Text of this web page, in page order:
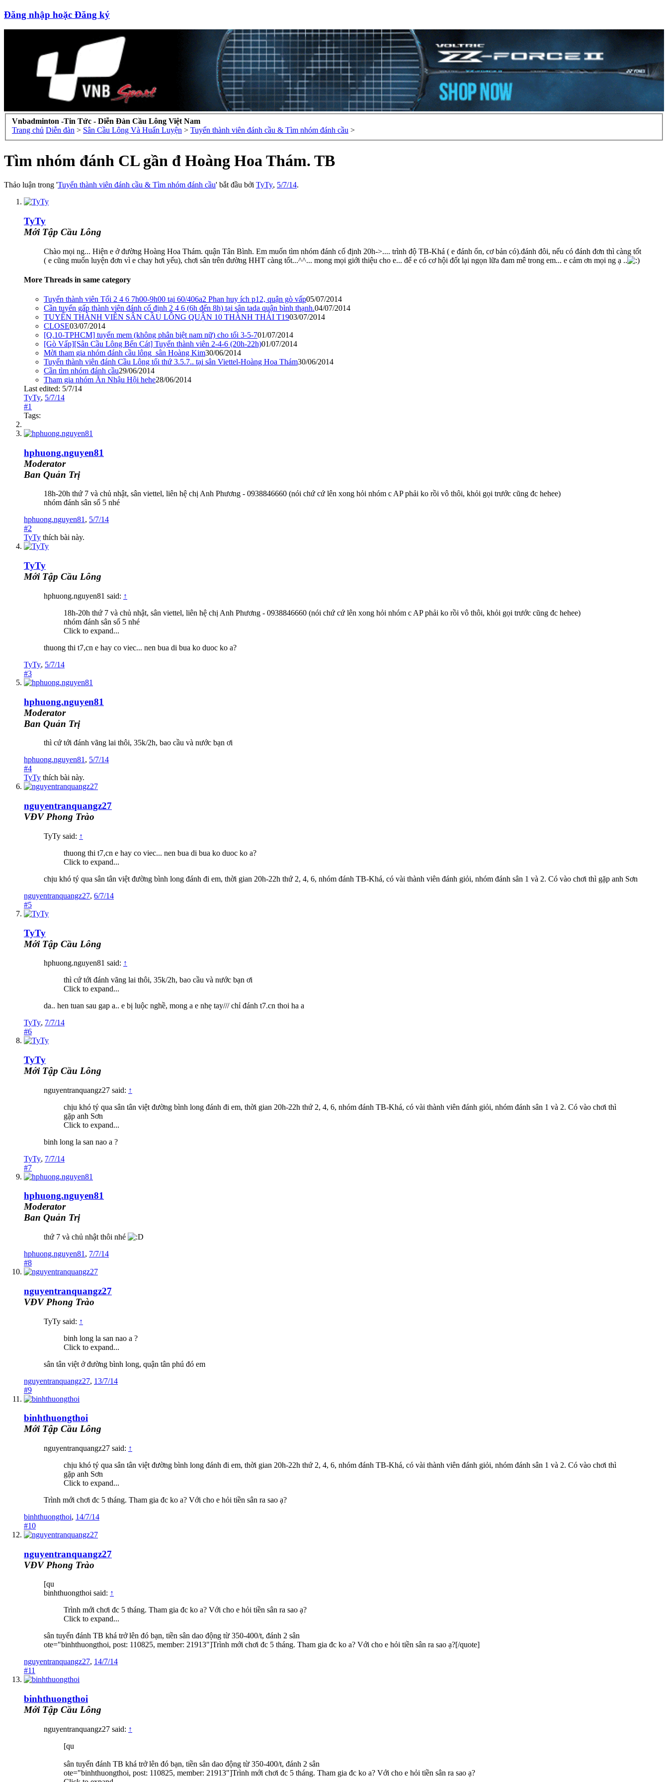
Đăng nhập hoặc Đăng ký
Vnbadminton -Tin Tức - Diễn Đàn Cầu Lông Việt Nam
Trang chủ Diễn đàn > Sân Cầu Lông Và Huấn Luyện > Tuyển thành viên đánh cầu & Tìm nhóm đánh cầu >
Tìm nhóm đánh CL gần đ Hoàng Hoa Thám. TB
Thảo luận trong 'Tuyển thành viên đánh cầu & Tìm nhóm đánh cầu' bắt đầu bởi TyTy, 5/7/14.
TyTy
Mới Tập Cầu Lông
Chào mọi ng... Hiện e ở đường Hoàng Hoa Thám. quận Tân Bình. Em muốn tìm nhóm đánh cố định 20h->.... trình độ TB-Khá ( e đánh ổn, cơ bản có).đánh đôi, nếu có đánh đơn thì càng tốt
( e cũng muốn luyện đơn vì e chay hơi yếu), chơi sân trên đường HHT càng tốt...^^... mong mọi giới thiệu cho e... để e có cơ hội đốt lại ngọn lữa đam mê trong em... e cảm ơn mọi ng ạ ..
More Threads in same category
Tuyển thành viên Tối 2 4 6 7h00-9h00 tại 60/406a2 Phan huy ích p12, quận gò vấp05/07/2014
Cần tuyển gấp thành viên đánh cố định 2 4 6 (6h đến 8h) tại sân tada quận bình thạnh.04/07/2014
TUYỂN THÀNH VIÊN SÂN CẦU LÔNG QUẬN 10 THÀNH THÁI T1903/07/2014
CLOSE03/07/2014
[Q.10-TPHCM] tuyển mem (không phân biệt nam nữ) cho tối 3-5-701/07/2014
[Gò Vấp][Sân Cầu Lông Bến Cát] Tuyển thành viên 2-4-6 (20h-22h)01/07/2014
Mời tham gia nhóm đánh cầu lông_sân Hoàng Kim30/06/2014
Tuyển thành viên đánh Cầu Lông tối thứ 3.5.7.. tại sân Viettel-Hoàng Hoa Thám30/06/2014
Cần tìm nhóm đánh cầu29/06/2014
Tham gia nhóm Ăn Nhậu Hội hehe28/06/2014
Last edited: 5/7/14
TyTy, 5/7/14
#1
Tags:
hphuong.nguyen81
Moderator
Ban Quản Trị
18h-20h thứ 7 và chủ nhật, sân viettel, liên hệ chị Anh Phương - 0938846660 (nói chứ cứ lên xong hỏi nhóm c AP phải ko rồi vô thôi, khỏi gọi trước cũng đc hehee)
nhóm đánh sân số 5 nhé
hphuong.nguyen81, 5/7/14
#2
TyTy thích bài này.
TyTy
Mới Tập Cầu Lông
hphuong.nguyen81 said: ↑
18h-20h thứ 7 và chủ nhật, sân viettel, liên hệ chị Anh Phương - 0938846660 (nói chứ cứ lên xong hỏi nhóm c AP phải ko rồi vô thôi, khỏi gọi trước cũng đc hehee)
nhóm đánh sân số 5 nhé
Click to expand...
thuong thi t7,cn e hay co viec... nen bua di bua ko duoc ko a?
TyTy, 5/7/14
#3
hphuong.nguyen81
Moderator
Ban Quản Trị
thì cứ tới đánh vãng lai thôi, 35k/2h, bao cầu và nước bạn ơi
hphuong.nguyen81 , 5/7/14
#4
TyTy thích bài này.
nguyentranquangz27
VĐV Phong Trào
TyTy said: ↑
thuong thi t7,cn e hay co viec... nen bua di bua ko duoc ko a?
Click to expand...
chịu khó tý qua sân tân việt đường bình long đánh đi em, thời gian 20h-22h thứ 2, 4, 6, nhóm đánh TB-Khá, có vài thành viên đánh giỏi, nhóm đánh sân 1 và 2. Có vào chơi thì gặp anh Sơn
nguyentranquangz27, 6/7/14
#5
TyTy
Mới Tập Cầu Lông
hphuong.nguyen81 said: ↑
thì cứ tới đánh vãng lai thôi, 35k/2h, bao cầu và nước bạn ơi
Click to expand...
da.. hen tuan sau gap a.. e bị luộc nghề, mong a e nhẹ tay/// chỉ đánh t7.cn thoi ha a
TyTy, 7/7/14
#6
TyTy
Mới Tập Cầu Lông
nguyentranquangz27 said: ↑
chịu khó tý qua sân tân việt đường bình long đánh đi em, thời gian 20h-22h thứ 2, 4, 6, nhóm đánh TB-Khá, có vài thành viên đánh giỏi, nhóm đánh sân 1 và 2. Có vào chơi thì
gặp anh Sơn
Click to expand...
binh long la san nao a ?
TyTy, 7/7/14
#7
hphuong.nguyen81
Moderator
Ban Quản Trị
thứ 7 và chủ nhật thôi nhé
hphuong.nguyen81 , 7/7/14
#8
nguyentranquangz27
VĐV Phong Trào
TyTy said: ↑
binh long la san nao a ?
Click to expand...
sân tân việt ở đường bình long, quận tân phú đó em
nguyentranquangz27, 13/7/14
#9
binhthuongthoi
Mới Tập Cầu Lông
nguyentranquangz27 said: ↑
chịu khó tý qua sân tân việt đường bình long đánh đi em, thời gian 20h-22h thứ 2, 4, 6, nhóm đánh TB-Khá, có vài thành viên đánh giỏi, nhóm đánh sân 1 và 2. Có vào chơi thì
gặp anh Sơn
Click to expand...
Trình mới chơi đc 5 tháng. Tham gia đc ko a? Với cho e hỏi tiền sân ra sao ạ?
binhthuongthoi, 14/7/14
#10
nguyentranquangz27
VĐV Phong Trào
[qu
binhthuongthoi said: ↑
Trình mới chơi đc 5 tháng. Tham gia đc ko a? Với cho e hỏi tiền sân ra sao ạ?
Click to expand...
sân tuyển đánh TB khá trở lên đó bạn, tiền sân dao động từ 350-400/t, đánh 2 sân
ote="binhthuongthoi, post: 110825, member: 21913"]Trình mới chơi đc 5 tháng. Tham gia đc ko a? Với cho e hỏi tiền sân ra sao ạ?[/quote]
nguyentranquangz27, 14/7/14
#11
binhthuongthoi
Mới Tập Cầu Lông
nguyentranquangz27 said: ↑
[qu
sân tuyển đánh TB khá trở lên đó bạn, tiền sân dao động từ 350-400/t, đánh 2 sân
ote="binhthuongthoi, post: 110825, member: 21913"]Trình mới chơi đc 5 tháng. Tham gia đc ko a? Với cho e hỏi tiền sân ra sao ạ?